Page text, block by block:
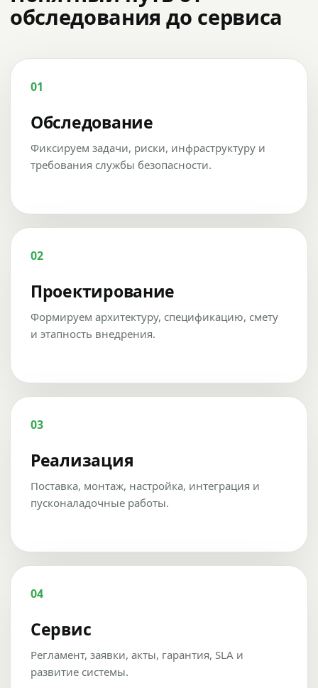
обследования до сервиса
01
Обследование
Фиксируем задачи, риски, инфраструктуру и
требования службы безопасности.
02
Проектирование
Формируем архитектуру, спецификацию, смету
и этапность внедрения.
03
Реализация
Поставка, монтаж, настройка, интеграция и
пусконаладочные работы.
04
Сервис
Регламент, заявки, акты, гарантия, SLA и
развитие системы.